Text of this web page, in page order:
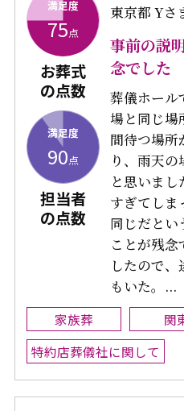
満足度
75点
お葬式
の点数
満足度
90点
担当者
の点数
東京都 Yさ
事前の説
念でした
葬儀ホール
場と同じ場
間待つ場所
り、雨天
と思いま
すぎてしま
同じだとい
ことが残
したので
もいた。...
家族葬
関
特約店葬儀社に関して